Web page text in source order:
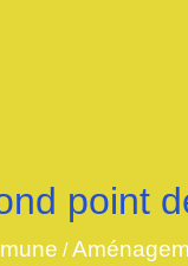
point
/